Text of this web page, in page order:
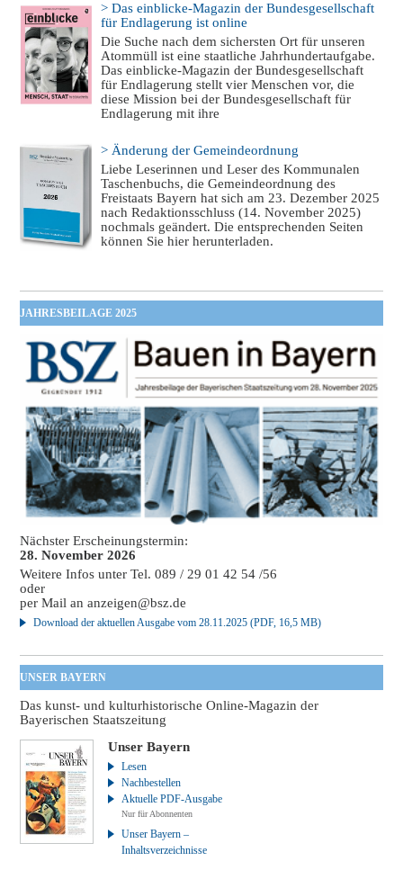
> Das einblicke-Magazin der Bundesgesellschaft
für Endlagerung ist online
Die Suche nach dem sichersten Ort für unseren
Atommüll ist eine staatliche Jahrhundertaufgabe.
Das einblicke-Magazin der Bundesgesellschaft
für Endlagerung stellt vier Menschen vor, die
diese Mission bei der Bundesgesellschaft für
Endlagerung mit ihre
> Änderung der Gemeindeordnung
Liebe Leserinnen und Leser des Kommunalen
Taschenbuchs, die Gemeindeordnung des
Freistaats Bayern hat sich am 23. Dezember 2025
nach Redaktionsschluss (14. November 2025)
nochmals geändert. Die entsprechenden Seiten
können Sie hier herunterladen.
JAHRESBEILAGE 2025
Nächster Erscheinungstermin:
28. November 2026
Weitere Infos unter Tel. 089 / 29 01 42 54 /56
oder
per Mail ananzeigen@bsz.de
Download der aktuellen Ausgabe vom 28.11.2025 (PDF, 16,5 MB)
UNSER BAYERN
Das kunst- und kulturhistorische Online-Magazin der
Bayerischen Staatszeitung
Unser Bayern
Lesen
Nachbestellen
Aktuelle PDF-Ausgabe
Nur für Abonnenten
Unser Bayern –
Inhaltsverzeichnisse